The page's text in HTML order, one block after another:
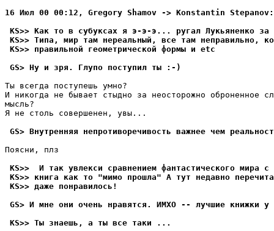
16 Июл 00 00:12, Gregory Shamov -> Konstantin Stepanov:
KS>> Как то в субуксах я э-э-э... ругал Лукьяненко за
KS>> Типа, мир там нереальный, все там неправильно,
KS>> правильной геометрической формы и etc
GS> Ну и зря. Глупо поступил ты :-)
Ты всегда поступешь умно?
И никогда не бывает стыдно за неосторожно оброненное
мысль?
Я не столь совершенен, увы...
GS> Внутренняя непротиворечивость важнее чем
Поясни, плз
KS>>  И так увлекси сравнением фантастического мира
KS>> книга как то "мимо прошла" А тут недавно
KS>> даже понравилось!
GS> И мне они очень нравятся. ИМХО -- лучшие книжки у
KS>> Ты знаешь, а ты все таки ...